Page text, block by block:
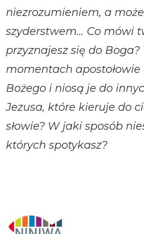
niezrozumieniem, a
szyderstwem… Co mówi
przyznajesz się do
momentach apostołowie
Bożego i niosą je do
Jezusa, które kieruje do
słowie? W jaki sposób
których spotykasz?